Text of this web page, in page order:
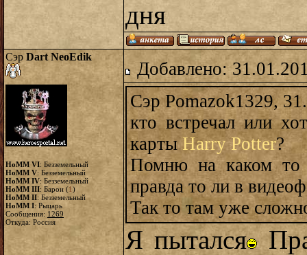
дня
Сэр Dart NeoEdik
HoMM VI: Безземельный
HoMM V: Безземельный
HoMM IV: Безземельный
HoMM III: Барон (1)
HoMM II: Безземельный
HoMM I: Рыцарь
Сообщения: 1269
Откуда: Россия
Добавлено:
Сэр Pomazok1329,
кто встречал или
картыHarry Potter?
Помню на каком то
правда то ли в
Так то там уже
Я пытался